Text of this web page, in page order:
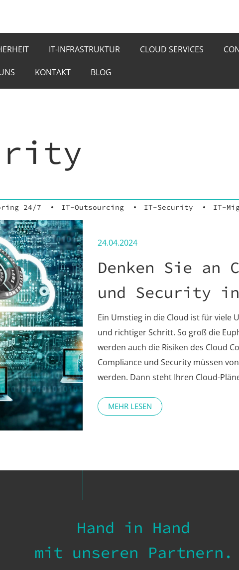
IT-INFRASTRUKTUR CLOUD SERVICES
KONTAKT BLOG
24/7 IT-Outsourcing IT-Security IT-
24.04.2024
Denken Sie an
und Security
Ein Umstieg in die Cloud ist für viele
und richtiger Schritt. So groß die
werden auch die Risiken des Cloud
Compliance und Security müssen
werden. Dann steht Ihren Cloud-
MEHR LESEN
Hand in Hand
mit unseren Partnern.